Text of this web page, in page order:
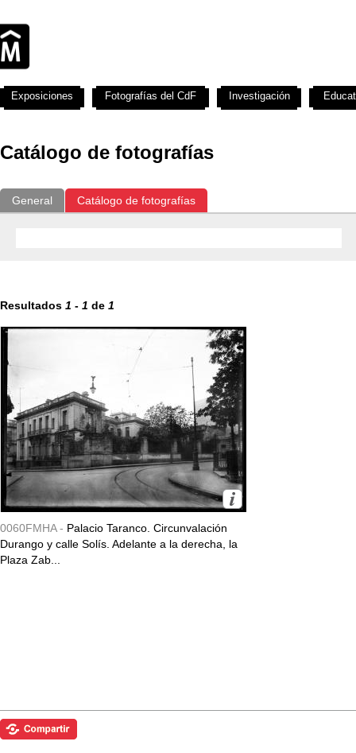
Catálogo de fotografías
General Catálogo de fotografías
Resultados 1 - 1 de 1
0060FMHA - Palacio Taranco. Circunvalación
Durango y calle Solís. Adelante a la derecha, la
Plaza Zab...
Exposiciones Fotografías del CdF Investigación